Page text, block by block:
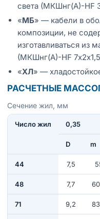
света (МКШнг(А)-HF
«МБ» — кабели в
композиции, не
изготавливаться из
(МКШнг(А)-HF
«ХЛ» —
РАСЧЕТНЫЕ
Сечение жил, мм
Число жил 0,35
D m
44 7,5
48 7,7
71 9,2